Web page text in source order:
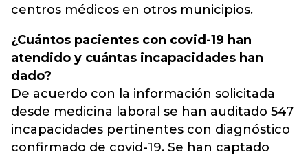
centros médicos en otros municipios.
¿Cuántos pacientes con covid-19 han
atendido y cuántas incapacidades han
dado?
De acuerdo con la información solicitada
desde medicina laboral se han auditado 547
incapacidades pertinentes con diagnóstico
confirmado de covid-19. Se han captado